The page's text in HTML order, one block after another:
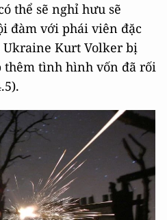
thể sẽ nghỉ hưu sẽ
đàm với phái viên đặc
Ukraine Kurt Volker bị
tình hình vốn đã rối